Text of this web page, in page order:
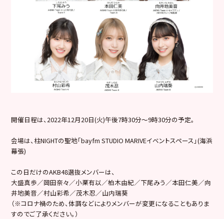
開催日程は、2022年12月20日(火)午後7時30分～9時30分の予定。
会場は、柱NIGHTの聖地「bayfm STUDIO MARIVEイベントスペース」(海浜
幕張)
この日だけのAKB48選抜メンバーは、
大盛真歩／岡田奈々／小栗有以／柏木由紀／下尾みう／本田仁美／向
井地美音／村山彩希／茂木忍／山内瑞葵
（※コロナ禍のため、体調などによりメンバーが変更になることもありま
すのでご了承ください。）